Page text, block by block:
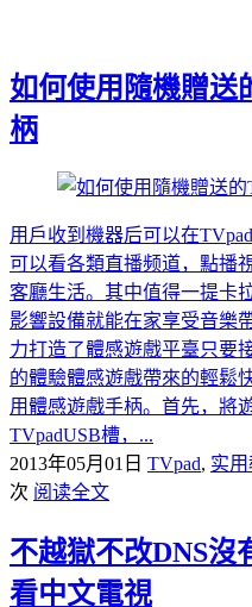
如何使用隨機贈送
柄
用戶收到機器后可以在
可以看各類直播频道，點播
客廳生活。其中值得一提卡
影響設備就能在家享受音樂
力打造了體感遊戲平臺只要
的體驗體感遊戲帶來的輕鬆
用體感遊戲手柄。首先，將
TVpadUSB槽，...
2013年05月01日 TVpad, 实
次 阅读全文
不越獄不改DNS沒
看中文電視